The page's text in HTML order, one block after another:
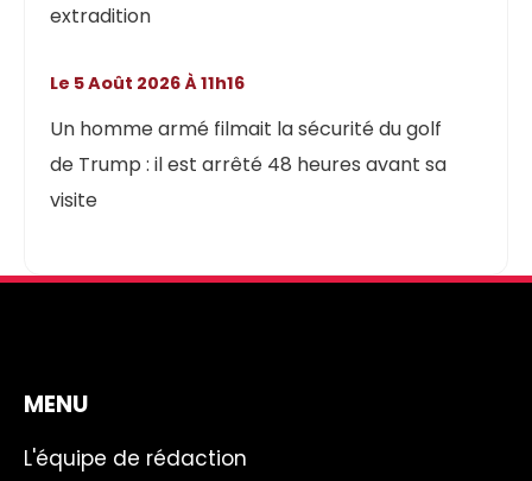
extradition
Un homme armé filmait la sécurité du golf
de Trump : il est arrêté 48 heures avant sa
visite
Le 5 Août 2026 À 11h16
MENU
L'équipe de rédaction